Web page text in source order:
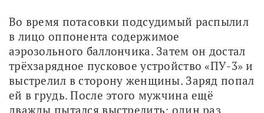
Во время потасовки подсудимый распылил
в лицо оппонента содержимое
аэрозольного баллончика. Затем он достал
трёхзарядное пусковое устройство «ПУ-3» и
выстрелил в сторону женщины. Заряд попал
ей в грудь. После этого мужчина ещё
дважды пытался выстрелить: один раз